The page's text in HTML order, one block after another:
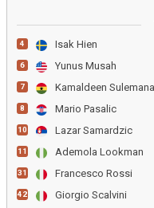
4 Isak Hien
6 Yunus Musah
7 Kamaldeen Sulemana
8 Mario Pasalic
10 Lazar Samardzic
11 Ademola Lookman
31 Francesco Rossi
42 Giorgio Scalvini